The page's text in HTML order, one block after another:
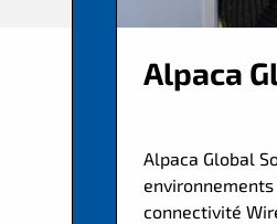
Alpaca
Alpaca Global
connectivité